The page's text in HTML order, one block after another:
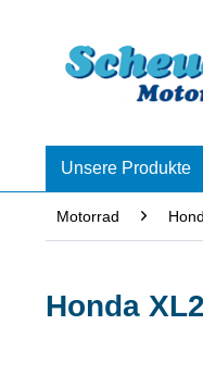
Unsere Produkte
Motorrad
Honda